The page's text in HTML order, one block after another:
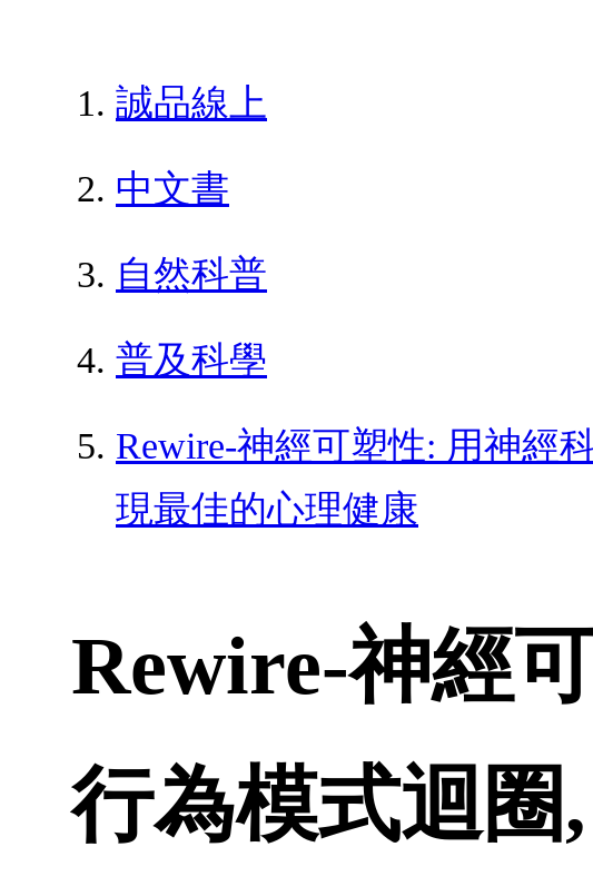
誠品線上
中文書
自然科普
普及科學
Rewire-神經可塑性: 用神經
現最佳的心理健康
Rewire-神經
行為模式迴圈